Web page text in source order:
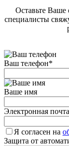
Оставьте
специалисты
Ваш телефон*
Ваше имя
Электронная почта
Я согласен на
Защита от